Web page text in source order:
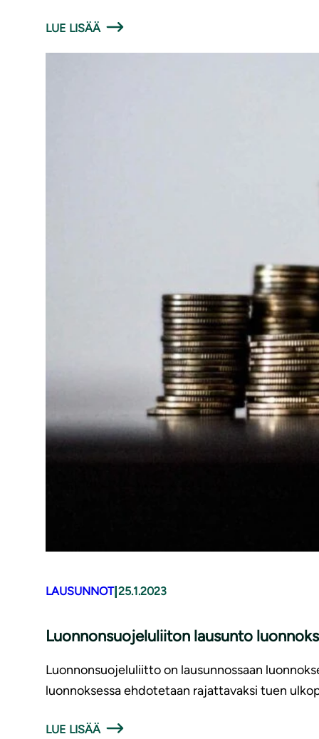
LUE LISÄÄ
LAUSUNNOT| 25.1.2023
Luon­non­suo­je­lu­lii­ton lausunto
Luonnonsuojeluliitto on lausunnossaan
luonnoksessa ehdotetaan rajattavaksi tuen
LUE LISÄÄ